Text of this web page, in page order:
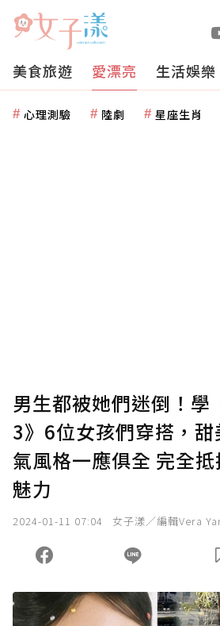
美食旅遊 愛漂亮 生活娛樂
心理測驗 陸劇 星座生肖
男生都被她們迷倒！學
3》6位女孩們穿搭，
氣風格一應俱全 完全
魅力
2024-01-11 07:04 女子漾／編輯Vera